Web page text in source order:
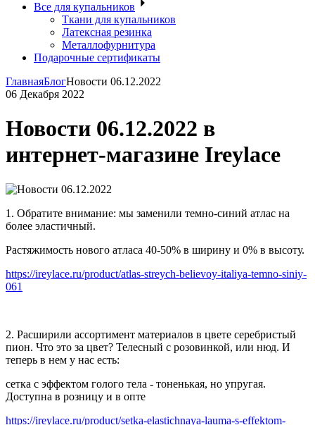
Все для купальников
Ткани для купальников
Латексная резинка
Металлофурнитура
Подарочные сертификаты
ГлавнаяБлогНовости 06.12.2022
06 Декабря 2022
Новости 06.12.2022 в
интернет-магазине Ireylace
1. Обратите внимание: мы заменили темно-синий атлас на
более эластичный.
Растяжимость нового атласа 40-50% в ширину и 0% в высоту.
https://ireylace.ru/product/atlas-streych-believoy-italiya-temno-siniy-
061
2. Расширили ассортимент материалов в цвете серебристый
пион. Что это за цвет? Телесный с розовинкой, или нюд. И
теперь в нем у нас есть:
сетка с эффектом голого тела - тоненькая, но упругая.
Доступна в розницу и в опте
https://ireylace.ru/product/setka-elastichnaya-lauma-s-effektom-